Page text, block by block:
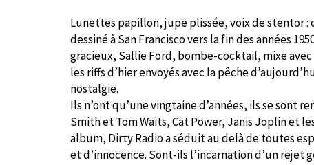
Lunettes papillon, jupe plissée, voix de stentor :
dessiné à San Francisco vers la fin des années
gracieux, Sallie Ford, bombe-cocktail, mixe
les riffs d’hier envoyés avec la pêche
nostalgie.
Ils n’ont qu’une vingtaine d’années, ils se sont
Smith et Tom Waits, Cat Power, Janis Joplin et
album, Dirty Radio a séduit au delà de toutes
et d’innocence. Sont-ils l’incarnation d’un rejet